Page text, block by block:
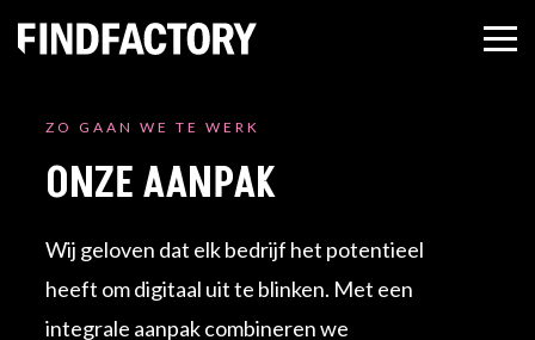
ZO GAAN WE TE WERK
ONZE AANPAK
Wij geloven dat elk bedrijf het potentieel
heeft om digitaal uit te blinken. Met een
integrale aanpak combineren we